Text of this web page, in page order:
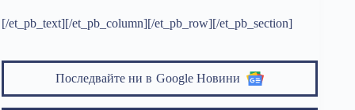
[/et_pb_text][/et_pb_column][/et_pb_row][/et_pb_section]
Последвайте ни в Google Новини